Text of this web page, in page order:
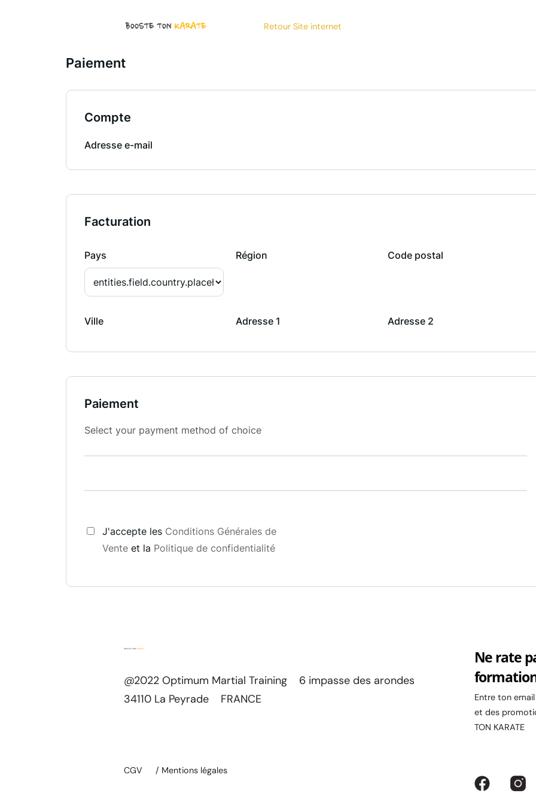
Retour Site internet
Paiement
Compte
Adresse e-mail
Facturation
Pays Région Code postal
Ville Adresse 1 Adresse 2
Paiement
Select your payment method of choice
J'accepte les Conditions Générales de
Vente et la Politique de confidentialité
@2022 Optimum Martial Training 6 impasse des arondes
34110 La Peyrade FRANCE
CGV / Mentions légales
Ne rate
Entre ton
et des
TON KARATE